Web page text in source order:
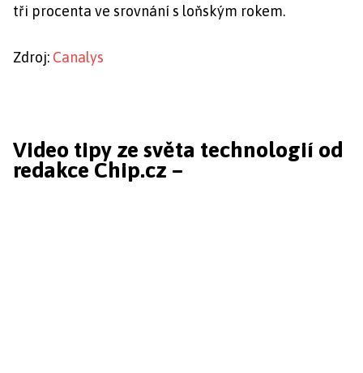
tři procenta ve srovnání s loňským rokem.
Zdroj: Canalys
Video tipy ze světa technologií od
redakce Chip.cz –